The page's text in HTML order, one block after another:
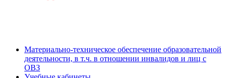
Материально-техническое обеспечение образовательной
деятельности, в т.ч. в отношении инвалидов и лиц с
ОВЗ